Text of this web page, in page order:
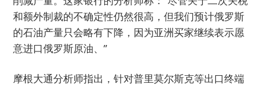
和额外制裁的不确定性仍然很高，但我们预计俄罗斯
的石油产量只会略有下降，因为亚洲买家继续表示愿
意进口俄罗斯原油、”
摩根大通分析师指出，针对普里莫尔斯克等出口终端